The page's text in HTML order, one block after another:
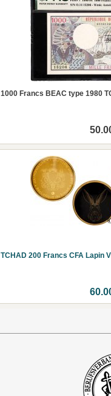
1000 Francs BEAC type 1980
TCHAD 200 Francs CFA Lapin